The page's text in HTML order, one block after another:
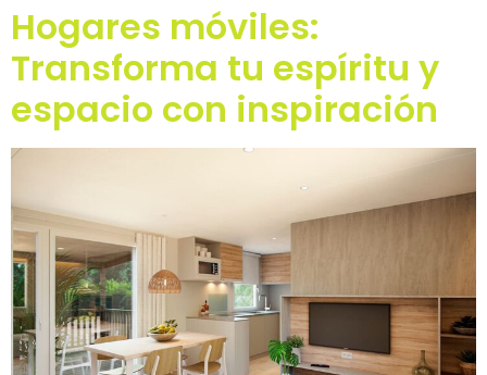
Hogares móviles:
Transforma tu espíritu y
espacio con inspiración